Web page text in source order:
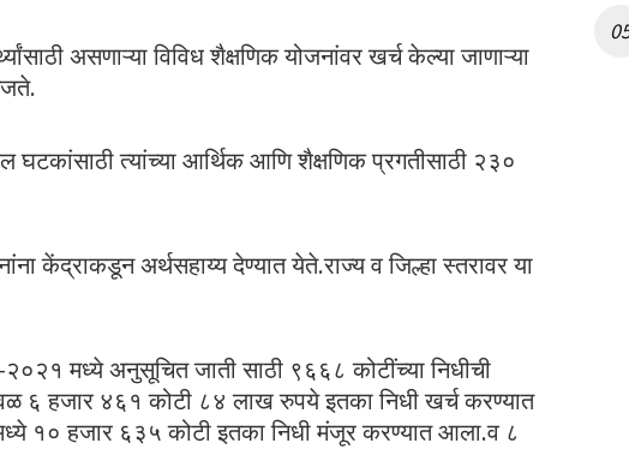
असणाऱ्या विविध शैक्षणिक योजनांवर खर्च केल्या जाणाऱ्या
घटकांसाठी त्यांच्या आर्थिक आणि शैक्षणिक प्रगतीसाठी २३०
केंद्राकडून अर्थसहाय्य देण्यात येते.राज्य व जिल्हा स्तरावर या
मध्ये अनुसूचित जाती साठी ९६६८ कोटींच्या निधीची
६ हजार ४६१ कोटी ८४ लाख रुपये इतका निधी खर्च करण्यात
१० हजार ६३५ कोटी इतका निधी मंजूर करण्यात आला.व ८